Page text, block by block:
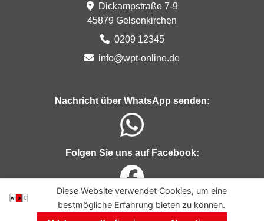
Dickampstraße 7-9
45879 Gelsenkirchen
0209 12345
info@wpt-online.de
Nachricht über WhatsApp senden:
Folgen Sie uns auf Facebook:
Diese Website verwendet Cookies, um eine
bestmögliche Erfahrung bieten zu können.